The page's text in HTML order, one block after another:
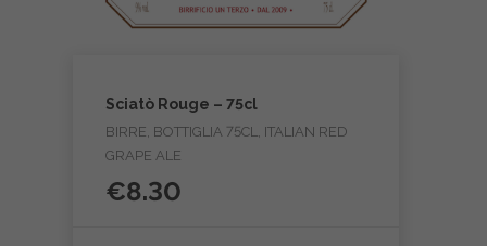
Sciatò Rouge – 75cl
BIRRE, BOTTIGLIA 75CL, ITALIAN RED
GRAPE ALE
€8.30